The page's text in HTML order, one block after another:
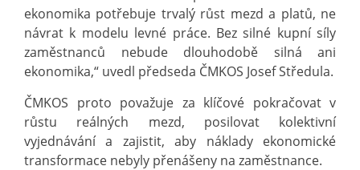
ekonomika potřebuje trvalý růst mezd a platů, ne
návrat k modelu levné práce. Bez silné kupní síly
zaměstnanců nebude dlouhodobě silná ani
ekonomika,“ uvedl předseda ČMKOS Josef Středula.
ČMKOS proto považuje za klíčové pokračovat v
růstu reálných mezd, posilovat kolektivní
vyjednávání a zajistit, aby náklady ekonomické
transformace nebyly přenášeny na zaměstnance.